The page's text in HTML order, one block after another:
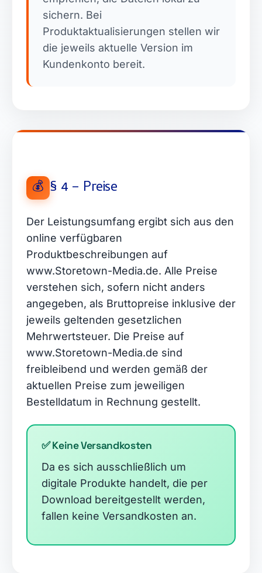
sichern. Bei
Produktaktualisierungen stellen wir
die jeweils aktuelle Version im
Kundenkonto bereit.
💰 § 4 – Preise
Der Leistungsumfang ergibt sich aus den
online verfügbaren
Produktbeschreibungen auf
www.Storetown-Media.de. Alle Preise
verstehen sich, sofern nicht anders
angegeben, als Bruttopreise inklusive der
jeweils geltenden gesetzlichen
Mehrwertsteuer. Die Preise auf
www.Storetown-Media.de sind
freibleibend und werden gemäß der
aktuellen Preise zum jeweiligen
Bestelldatum in Rechnung gestellt.
✅ Keine Versandkosten
Da es sich ausschließlich um
digitale Produkte handelt, die per
Download bereitgestellt werden,
fallen keine Versandkosten an.